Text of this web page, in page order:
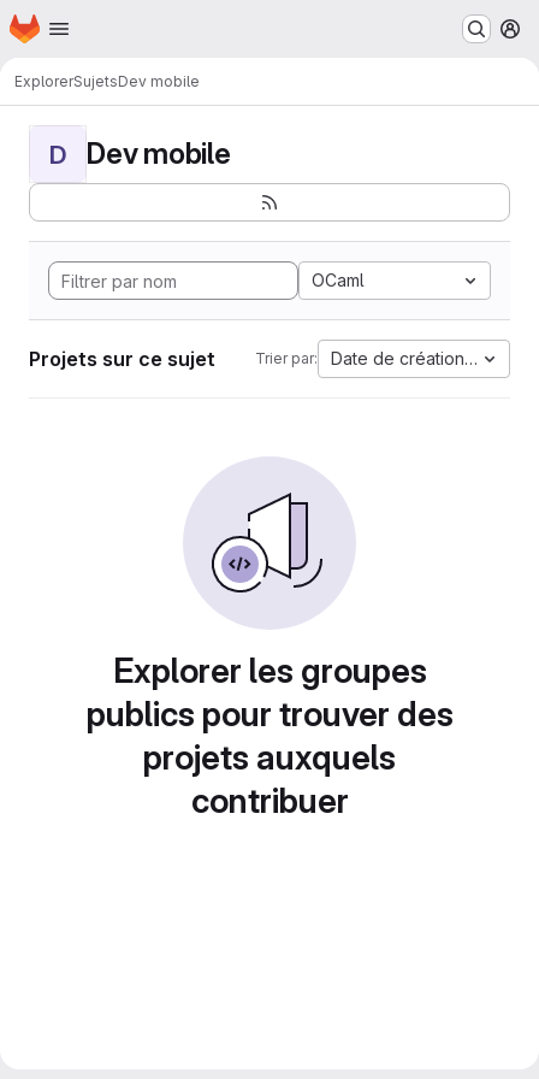
Passer au contenu principal
Page d'accueil
ExplorerSujetsDev mobile
D Dev mobile
OCaml
Projets sur ce sujet Trier par: Date de création la plus
Explorer les groupes
publics pour trouver des
projets auxquels
contribuer